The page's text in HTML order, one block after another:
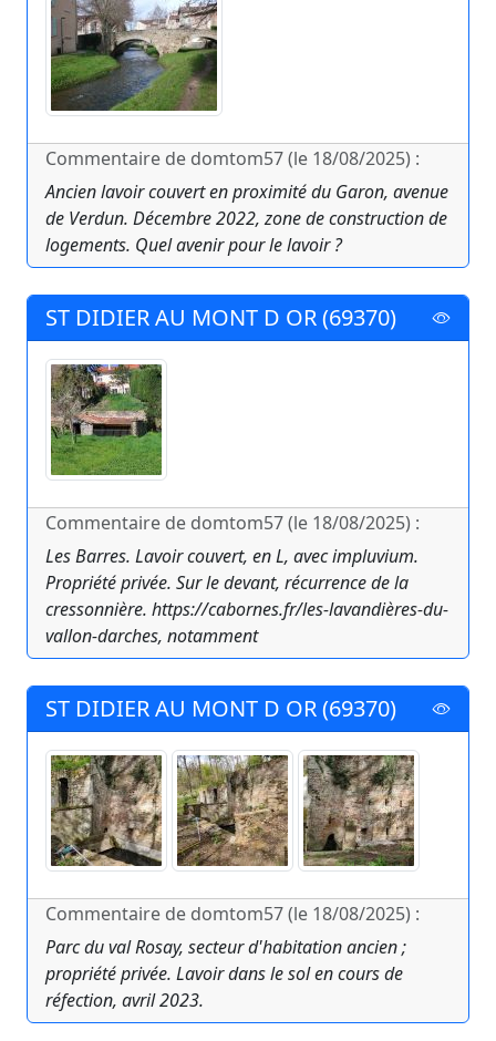
Commentaire de domtom57 (le 18/08/2025) :
Ancien lavoir couvert en proximité du Garon, avenue
de Verdun. Décembre 2022, zone de construction de
logements. Quel avenir pour le lavoir ?
ST DIDIER AU MONT D OR (69370)
Commentaire de domtom57 (le 18/08/2025) :
Les Barres. Lavoir couvert, en L, avec impluvium.
Propriété privée. Sur le devant, récurrence de la
cressonnière. https://cabornes.fr/les-lavandières-du-
vallon-darches, notamment
ST DIDIER AU MONT D OR (69370)
Commentaire de domtom57 (le 18/08/2025) :
Parc du val Rosay, secteur d'habitation ancien ;
propriété privée. Lavoir dans le sol en cours de
réfection, avril 2023.